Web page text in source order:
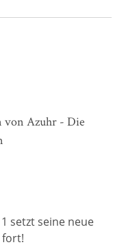
Azuhr - Die
setzt seine neue
fort!